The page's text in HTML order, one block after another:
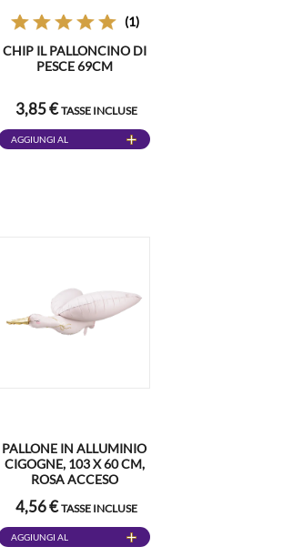
(1)
CHIP IL PALLONCINO DI
PESCE 69CM
3,85 €TASSE INCLUSE
AGGIUNGI AL
PALLONE IN ALLUMINIO
CIGOGNE, 103 X 60 CM,
ROSA ACCESO
4,56 €TASSE INCLUSE
AGGIUNGI AL